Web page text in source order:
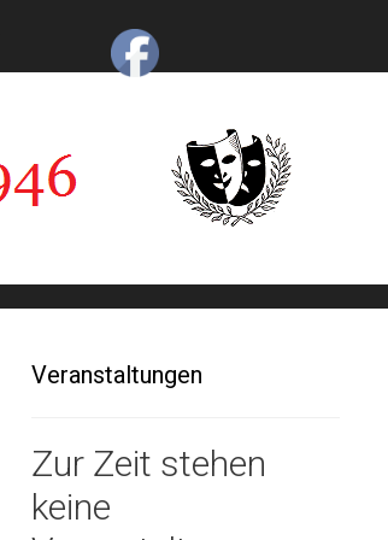
Veranstaltungen
Zur Zeit stehen
keine